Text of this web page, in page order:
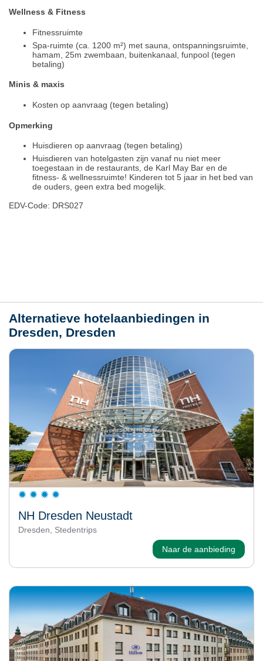
Wellness & Fitness
Fitnessruimte
Spa-ruimte (ca. 1200 m²) met sauna, ontspanningsruimte,
hamam, 25m zwembaan, buitenkanaal, funpool (tegen
betaling)
Minis & maxis
Kosten op aanvraag (tegen betaling)
Opmerking
Huisdieren op aanvraag (tegen betaling)
Huisdieren van hotelgasten zijn vanaf nu niet meer
toegestaan in de restaurants, de Karl May Bar en de
fitness- & wellnessruimte! Kinderen tot 5 jaar in het bed van
de ouders, geen extra bed mogelijk.
EDV-Code: DRS027
Alternatieve hotelaanbiedingen in
Dresden, Dresden
NH Dresden Neustadt
Dresden, Stedentrips
Naar de aanbieding